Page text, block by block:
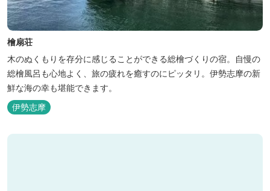
檜扇荘
木のぬくもりを存分に感じることができる総檜づくりの宿。自慢の
総檜風呂も心地よく、旅の疲れを癒すのにピッタリ。伊勢志摩の新
鮮な海の幸も堪能できます。
伊勢志摩